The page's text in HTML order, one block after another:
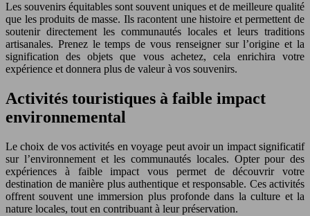
Les souvenirs équitables sont souvent uniques et de meilleure qualité
que les produits de masse. Ils racontent une histoire et permettent de
soutenir directement les communautés locales et leurs traditions
artisanales. Prenez le temps de vous renseigner sur l’origine et la
signification des objets que vous achetez, cela enrichira votre
expérience et donnera plus de valeur à vos souvenirs.
Activités touristiques à faible impact
environnemental
Le choix de vos activités en voyage peut avoir un impact significatif
sur l’environnement et les communautés locales. Opter pour des
expériences à faible impact vous permet de découvrir votre
destination de manière plus authentique et responsable. Ces activités
offrent souvent une immersion plus profonde dans la culture et la
nature locales, tout en contribuant à leur préservation.